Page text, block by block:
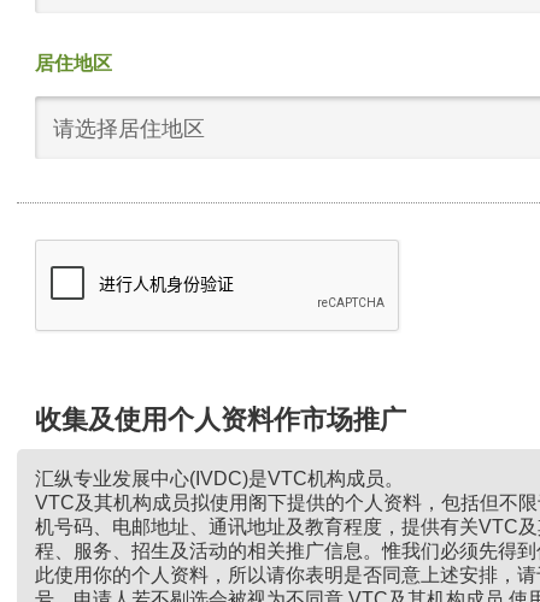
居住地区
请选择居住地区
收集及使用个人资料作市场推广
汇纵专业发展中心(IVDC)是VTC机构成员。
VTC及其机构成员拟使用阁下提供的个人资料，包括但不
机号码、电邮地址、通讯地址及教育程度，提供有关VTC
程、服务、招生及活动的相关推广信息。惟我们必须先得
此使用你的个人资料，所以请你表明是否同意上述安排，